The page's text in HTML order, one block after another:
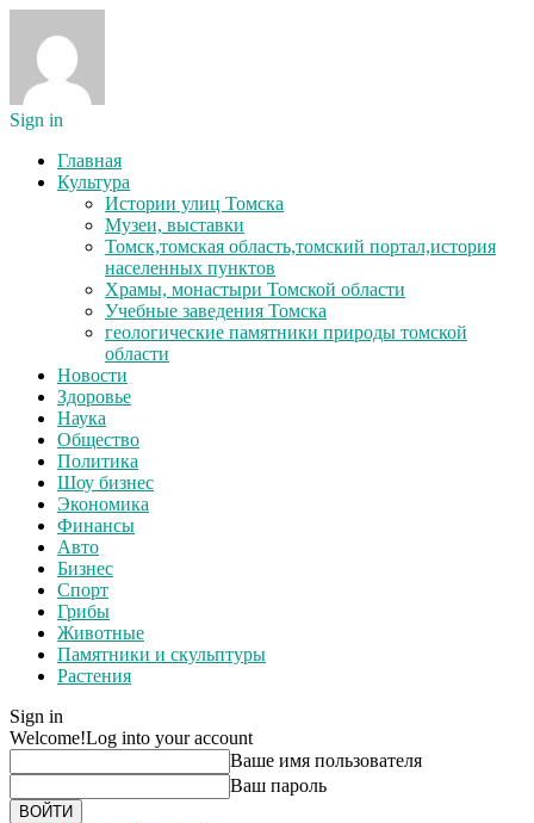
Sign in
Главная
Культура
Истории улиц Томска
Музеи, выставки
Томск,томская область,томский портал,история
населенных пунктов
Храмы, монастыри Томской области
Учебные заведения Томска
геологические памятники природы томской
области
Новости
Здоровье
Наука
Общество
Политика
Шоу бизнес
Экономика
Финансы
Авто
Бизнес
Спорт
Грибы
Животные
Памятники и скульптуры
Растения
Sign in
Welcome!Log into your account
Ваше имя пользователя
Ваш пароль